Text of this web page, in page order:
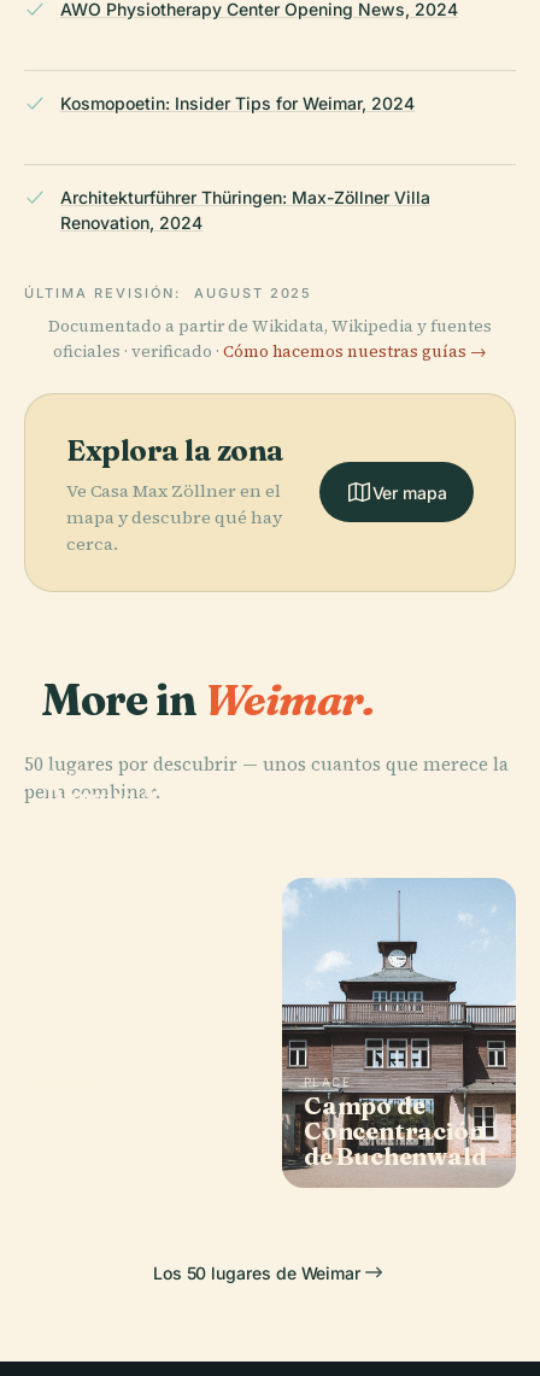
AWO Physiotherapy Center Opening News, 2024
Kosmopoetin: Insider Tips for Weimar, 2024
Architekturführer Thüringen: Max-Zöllner Villa
Renovation, 2024
ÚLTIMA REVISIÓN: AUGUST 2025
Documentado a partir de Wikidata, Wikipedia y fuentes
oficiales · verificado · Cómo hacemos nuestras guías →
Explora la zona
Ve Casa Max Zöllner en el
mapa y descubre qué hay
cerca.
Ver mapa
More in Weimar.
50 lugares por descubrir — unos cuantos que merece la
pena combinar.
PLACE
Parque An Der
PLACE
PLACE
Campo de
Concentración
de Buchenwald
Los 50 lugares de Weimar